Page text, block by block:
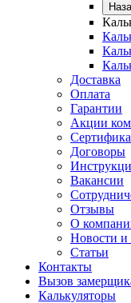
Доставка
Оплата
Гарантии
Акции
Договоры
Вакансии
Отзывы
О
Новости и
Статьи
Контакты
Вызов
Калькуляторы